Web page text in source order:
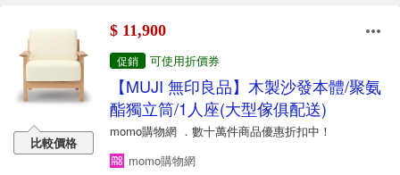
比較價格
$ 11,900
促銷 可使用折價券
【MUJI 無印良品】木製沙發本體/聚氨
酯獨立筒/1人座(大型傢俱配送)
momo購物網 ．數十萬件商品優惠折扣中！
momo購物網